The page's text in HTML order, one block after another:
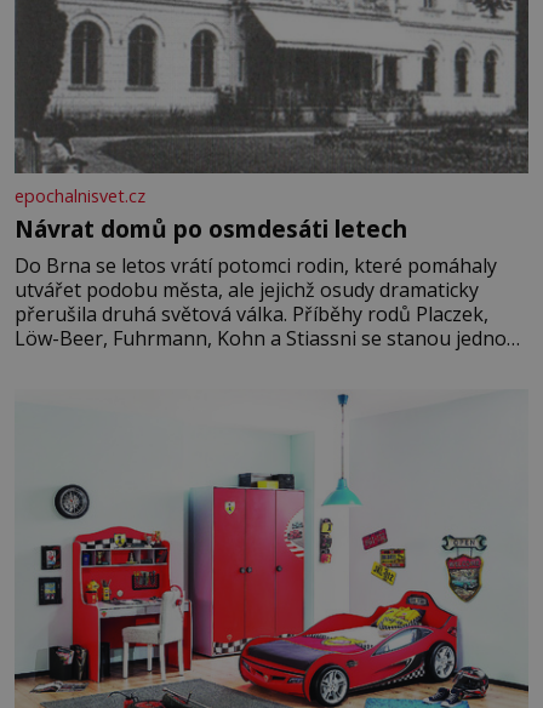
epochalnisvet.cz
Návrat domů po osmdesáti letech
Do Brna se letos vrátí potomci rodin, které pomáhaly
utvářet podobu města, ale jejichž osudy dramaticky
přerušila druhá světová válka. Příběhy rodů Placzek,
Löw-Beer, Fuhrmann, Kohn a Stiassni se stanou jednou
jednoduché. Místa, která si člověk pamatuje z rodinných